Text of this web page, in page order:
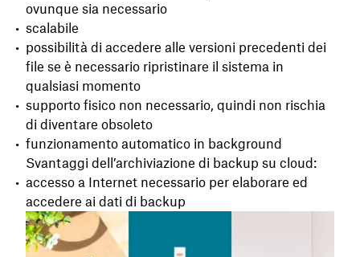
ovunque sia necessario
scalabile
possibilità di accedere alle versioni precedenti dei
file se è necessario ripristinare il sistema in
qualsiasi momento
supporto fisico non necessario, quindi non rischia
di diventare obsoleto
funzionamento automatico in background
Svantaggi dell’archiviazione di backup su cloud:
accesso a Internet necessario per elaborare ed
accedere ai dati di backup